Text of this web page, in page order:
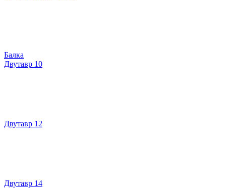
Балка
Двутавр 10
Двутавр 12
Двутавр 14